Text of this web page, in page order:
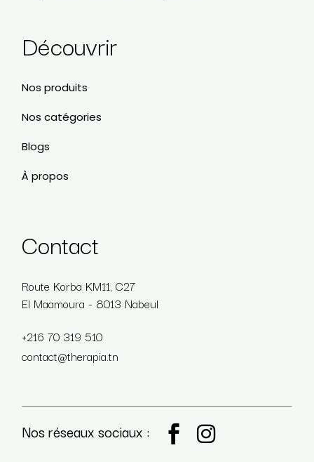
Découvrir
Nos produits
Nos catégories
Blogs
À propos
Contact
Route Korba KM11, C27
El Maamoura - 8013 Nabeul
+216 70 319 510
contact@therapia.tn
Nos réseaux sociaux :